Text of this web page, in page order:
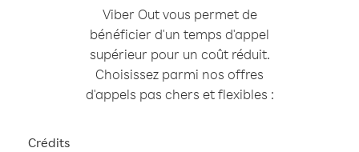
Viber Out vous permet de
bénéficier d'un temps d'appel
supérieur pour un coût réduit.
Choisissez parmi nos offres
d'appels pas chers et flexibles :
Crédits